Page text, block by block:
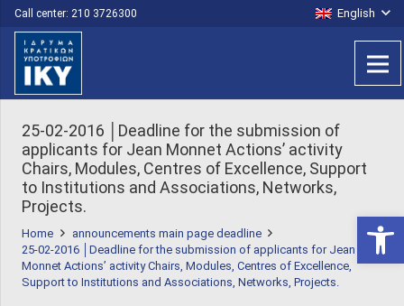
Call center: 210 3726300 English
25-02-2016 │Deadline for the submission of
applicants for Jean Monnet Actions’ activity
Chairs, Modules, Centres of Excellence, Support
to Institutions and Associations, Networks,
Projects.
Home
announcements main page deadline
25-02-2016 │Deadline for the submission of applicants for Jean
Monnet Actions’ activity Chairs, Modules, Centres of Excellence,
Support to Institutions and Associations, Networks, Projects.